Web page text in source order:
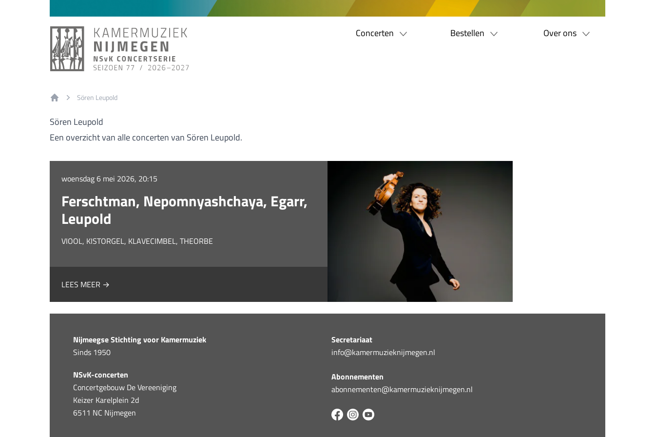
Concerten Bestellen Over ons
Sören Leupold
Sören Leupold
Een overzicht van alle concerten van Sören Leupold.
woensdag 6 mei 2026, 20:15
Ferschtman, Nepomnyashchaya, Egarr,
Leupold
VIOOL, KISTORGEL, KLAVECIMBEL, THEORBE
LEES MEER →
Nijmeegse Stichting voor Kamermuziek
Sinds 1950
NSvK-concerten
Concertgebouw De Vereeniging
Keizer Karelplein 2d
6511 NC Nijmegen
Secretariaat
info@kamermuzieknijmegen.nl
Abonnementen
abonnementen@kamermuzieknijmegen.nl